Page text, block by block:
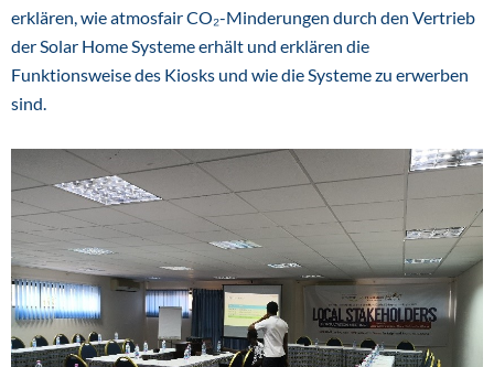
erklären, wie atmosfair CO₂-Minderungen durch den Vertrieb
der Solar Home Systeme erhält und erklären die
Funktionsweise des Kiosks und wie die Systeme zu erwerben
sind.